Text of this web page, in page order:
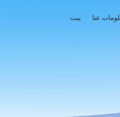
بيت عنا